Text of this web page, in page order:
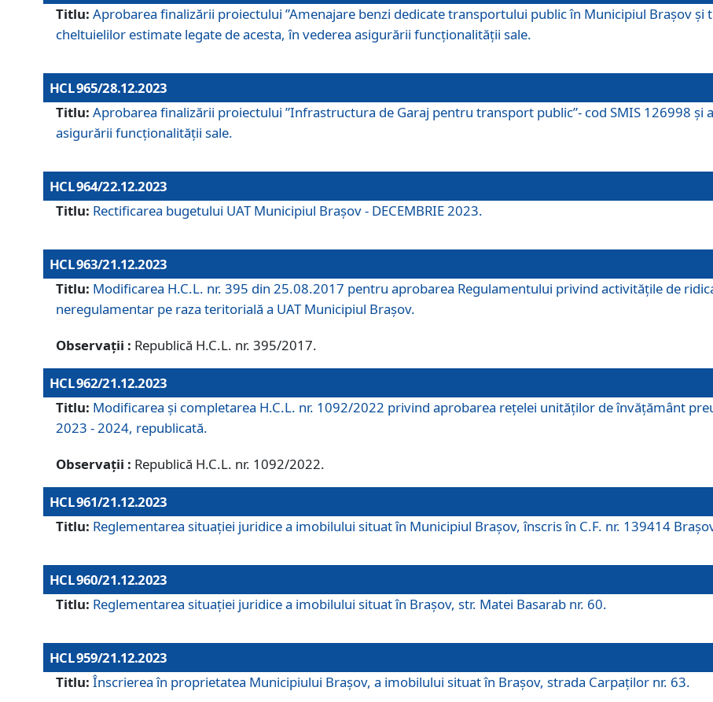
Titlu: Aprobarea finalizării proiectului ”Amenajare benzi dedicate transportului public în Municipiul Brașov şi
cheltuielilor estimate legate de acesta, în vederea asigurării funcționalității sale.
HCL 965/28.12.2023
Titlu: Aprobarea finalizării proiectului ”Infrastructura de Garaj pentru transport public”- cod SMIS 126998 și
asigurării funcționalității sale.
HCL 964/22.12.2023
Titlu: Rectificarea bugetului UAT Municipiul Braşov - DECEMBRIE 2023.
HCL 963/21.12.2023
Titlu: Modificarea H.C.L. nr. 395 din 25.08.2017 pentru aprobarea Regulamentului privind activitățile de
neregulamentar pe raza teritorială a UAT Municipiul Braşov.
Observații : Republică H.C.L. nr. 395/2017.
HCL 962/21.12.2023
Titlu: Modificarea și completarea H.C.L. nr. 1092/2022 privind aprobarea rețelei unităților de învăţământ
2023 - 2024, republicată.
Observații : Republică H.C.L. nr. 1092/2022.
HCL 961/21.12.2023
Titlu: Reglementarea situației juridice a imobilului situat în Municipiul Brașov, înscris în C.F. nr. 139414
HCL 960/21.12.2023
Titlu: Reglementarea situației juridice a imobilului situat în Brașov, str. Matei Basarab nr. 60.
HCL 959/21.12.2023
Titlu: Înscrierea în proprietatea Municipiului Brașov, a imobilului situat în Brașov, strada Carpaților nr. 63.